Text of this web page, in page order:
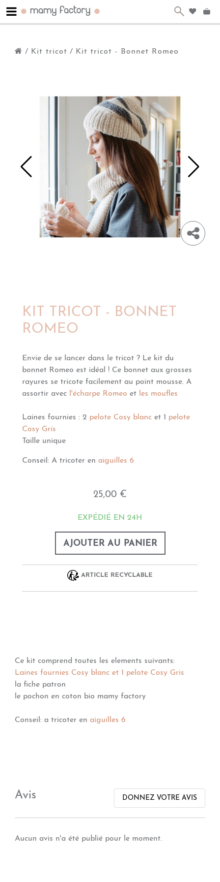
/ Kit tricot / Kit tricot - Bonnet Romeo
KIT TRICOT - BONNET
ROMEO
Envie de se lancer dans le tricot ? Le kit du
bonnet Romeo est idéal ! Ce bonnet aux grosses
rayures se tricote facilement au point mousse. A
assortir avec l'écharpe Romeo et les moufles
Laines fournies : 2 pelote Cosy blanc et 1 pelote
Cosy Gris
Taille unique
Conseil: A tricoter en aiguilles 6
25,00 €
EXPÉDIÉ EN 24H
AJOUTER AU PANIER
ARTICLE RECYCLABLE
Ce kit comprend toutes les elements suivants:
Laines fournies Cosy blanc et 1 pelote Cosy Gris
la fiche patron
le pochon en coton bio mamy factory
Conseil: a tricoter en aiguilles 6
Avis DONNEZ VOTRE AVIS
Aucun avis n'a été publié pour le moment.